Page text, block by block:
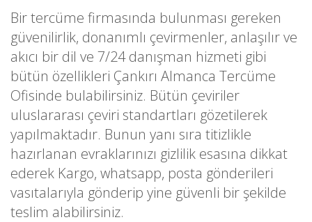
Bir tercüme firmasında bulunması gereken
güvenilirlik, donanımlı çevirmenler, anlaşılır ve
akıcı bir dil ve 7/24 danışman hizmeti gibi
bütün özellikleri Çankırı Almanca Tercüme
Ofisinde bulabilirsiniz. Bütün çeviriler
uluslararası çeviri standartları gözetilerek
yapılmaktadır. Bunun yanı sıra titizlikle
hazırlanan evraklarınızı gizlilik esasına dikkat
ederek Kargo, whatsapp, posta gönderileri
vasıtalarıyla gönderip yine güvenli bir şekilde
teslim alabilirsiniz.